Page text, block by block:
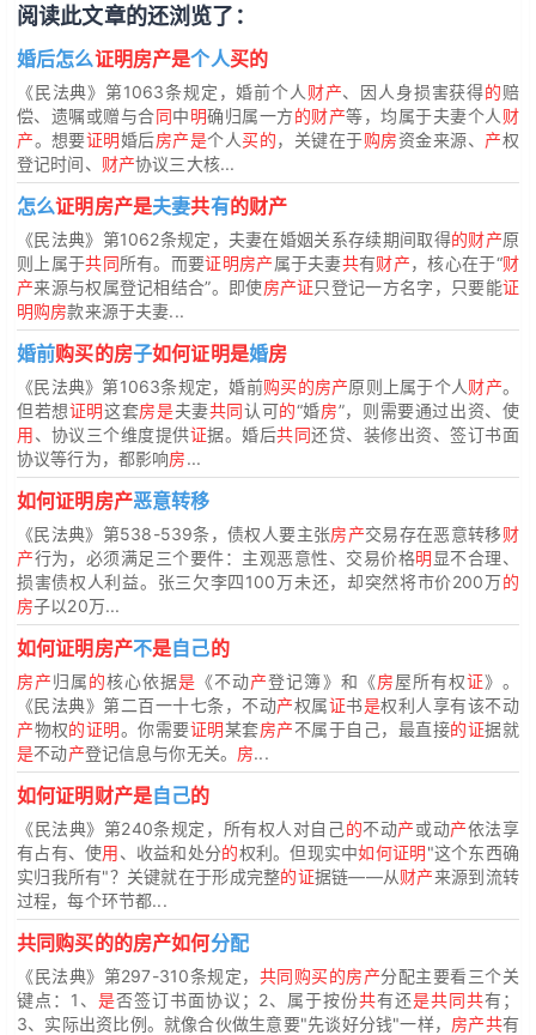
阅读此文章的还浏览了：
婚后怎么证明房产是个人买的
《民法典》第1063条规定，婚前个人 财产、因人身损害获得的赔
偿、遗嘱或赠与合同中明确归属一方的财产等，均属于夫妻个人 财
产。想要证明婚后房产是个人买的，关键在于购房资金来源、 产权
登记时间、 财产协议三大核...
怎么证明房产是夫妻共有的财产
《民法典》第1062条规定，夫妻在婚姻关系存续期间取得的财产原
则上属于共同所有。而要证明房产属于夫妻共有财产，核心在于“财
产来源与权属登记相结合”。即使房产证只登记一方名字，只要能证
明购房款来源于夫妻...
婚前购买的房子如何证明是婚房
《民法典》第1063条规定，婚前购买的房产原则上属于个人财产。
但若想证明这套房是夫妻共同认可的“婚房”，则需要通过出资、使
用、协议三个维度提供证据。婚后共同还贷、装修出资、签订书面
协议等行为，都影响房...
如何证明房产恶意转移
《民法典》第538-539条，债权人要主张房产交易存在恶意转移财
产行为，必须满足三个要件：主观恶意性、交易价格明 显不合理、
损害债权人利益。张三欠李四100万未还，却突然将市价200万的
房子以20万...
如何证明房产不是自己的
房产归属的核心依据是 《不动产登记簿》和《房屋所有权证》。
《民法典》第二百一十七条，不动产权属证书是权利人享有该不动
产物权的证明。你需要证明某套房产不属于自己，最直接的证据就
是不动产登记信息与你无关。 房...
如何证明财产是自己的
《民法典》第240条规定，所有权人对自己的不动产或动产依法享
有占有、使用、收益和处分的权利。但现实中如何证明"这个东西确
实归我所有"？关键就在于形成完整的证据链——从财产来源到流转
过程，每个环节都...
共同购买的的房产如何分配
《民法典》第297-310条规定， 共同购买的房产分配主要看三个关
键点：1、 是否签订书面协议；2、属于按份共有还是共同共有；
3、实际出资比例。就像合伙做生意要"先谈好分钱"一样， 房产共有